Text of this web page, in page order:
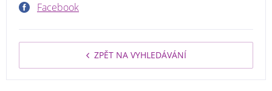
Facebook
ZPĚT NA VYHLEDÁVÁNÍ